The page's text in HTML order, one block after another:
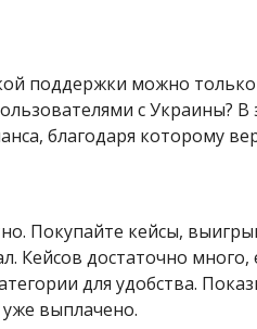
поддержки можно
с Украины?
благодаря которому
Покупайте кейсы,
Кейсов достаточно
для удобства.
выплачено.